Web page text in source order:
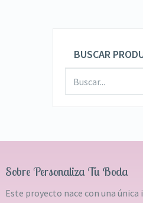
BUSCAR
Sobre Personaliza Tu Boda
Este proyecto nace con una